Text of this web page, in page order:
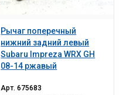
Рычаг поперечный
нижний задний левый
Subaru Impreza WRX GH
08-14 ржавый
Арт.675683